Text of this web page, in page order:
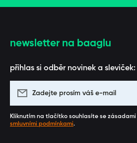
newsletter na baaglu
přihlas si odběr novinek a sleviček:
Zadejte prosím váš e-mail
Kliknutím na tlačítko souhlasíte se zásadami
smluvními podmínkami.